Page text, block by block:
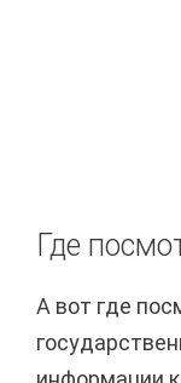
Где
А вот где